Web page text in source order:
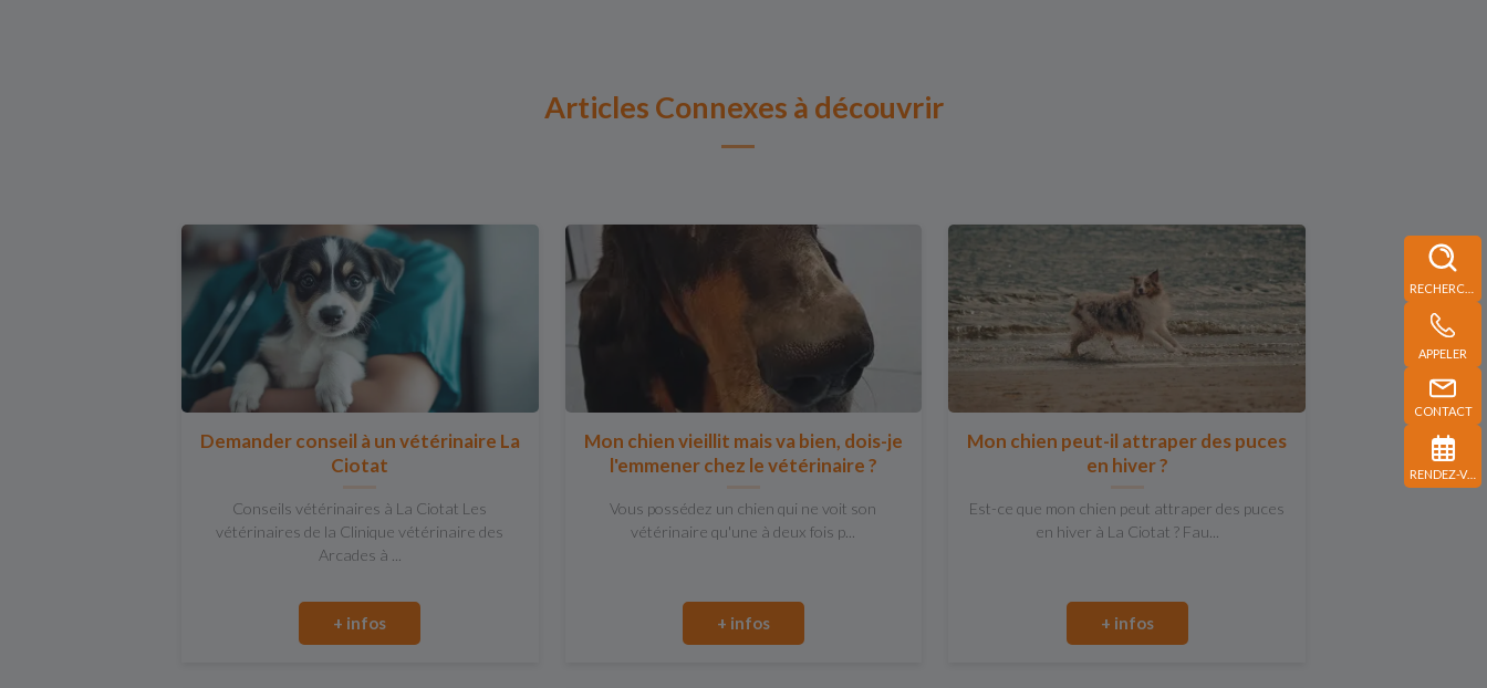
APPELER
CONTACT
RENDEZ-VOUS
Articles Connexes à découvrir
Demander conseil à un vétérinaire La
Ciotat
Conseils vétérinaires à La Ciotat Les
vétérinaires de la Clinique vétérinaire des
Arcades à ...
+ infos
Mon chien vieillit mais va bien, dois-je
l'emmener chez le vétérinaire ?
Vous possédez un chien qui ne voit son
vétérinaire qu'une à deux fois p...
+ infos
Mon chien peut-il attraper des puces
en hiver ?
Est-ce que mon chien peut attraper des puces
en hiver à La Ciotat ? Fau...
+ infos